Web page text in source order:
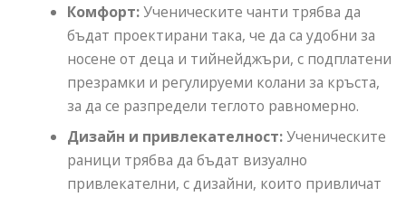
Комфорт:Ученическите чанти трябва да
бъдат проектирани така, че да са удобни за
носене от деца и тийнейджъри, с подплатени
презрамки и регулируеми колани за кръста,
за да се разпредели теглото равномерно.
Дизайн и привлекателност:Ученическите
раници трябва да бъдат визуално
привлекателни, с дизайни, които привличат